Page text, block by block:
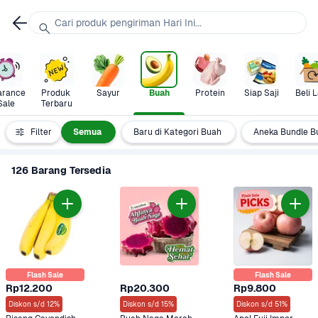
Produk
Terbaru
Sayur Buah Protein Siap Saji Beli
Filter Semua Baru di Kategori Buah Aneka Bundle
126 Barang Tersedia
Flash Sale
Rp12.200
Diskon s/d 12%
Rp20.300
Diskon s/d 15%
Flash Sale
Rp9.800
Diskon s/d 51%
Cari produk pengiriman Hari Ini...